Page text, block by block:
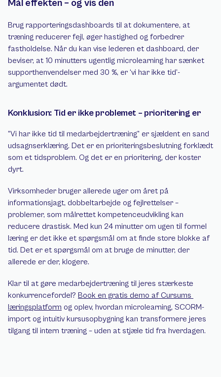
Mål effekten – og vis den
Brug rapporteringsdashboards til at dokumentere, at
træning reducerer fejl, øger hastighed og forbedrer
fastholdelse. Når du kan vise lederen et dashboard, der
beviser, at 10 minutters ugentlig microlearning har sænket
supporthenvendelser med 30 %, er ‘vi har ikke tid’-
argumentet dødt.
Konklusion: Tid er ikke problemet – prioritering er
“Vi har ikke tid til medarbejdertræning” er sjældent en sand
udsagnserklæring. Det er en prioriteringsbeslutning forklædt
som et tidsproblem. Og det er en prioritering, der koster
dyrt.
Virksomheder bruger allerede uger om året på
informationsjagt, dobbeltarbejde og fejlrettelser –
problemer, som målrettet kompetenceudvikling kan
reducere drastisk. Med kun 24 minutter om ugen til formel
læring er det ikke et spørgsmål om at finde store blokke af
tid. Det er et spørgsmål om at bruge de minutter, der
allerede er der, klogere.
Klar til at gøre medarbejdertræning til jeres stærkeste
konkurrencefordel? Book en gratis demo af Cursums
læringsplatform og oplev, hvordan microlearning, SCORM-
import og intuitiv kursusopbygning kan transformere jeres
tilgang til intern træning – uden at stjæle tid fra hverdagen.